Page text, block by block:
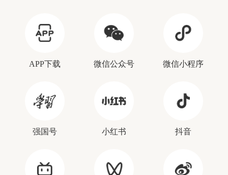
APP下载 微信公众号 微信小程序
强国号 小红书 抖音